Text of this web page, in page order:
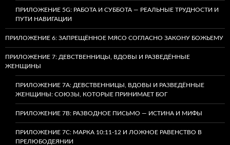
ПРИЛОЖЕНИЕ 5G: РАБОТА И СУББОТА — РЕАЛЬНЫЕ ТРУДНОСТИ И
ПУТИ НАВИГАЦИИ
ПРИЛОЖЕНИЕ 6: ЗАПРЕЩЁННОЕ МЯСО СОГЛАСНО ЗАКОНУ БОЖЬЕМУ
ПРИЛОЖЕНИЕ 7: ДЕВСТВЕННИЦЫ, ВДОВЫ И РАЗВЕДЁННЫЕ
ЖЕНЩИНЫ
ПРИЛОЖЕНИЕ 7А: ДЕВСТВЕННИЦЫ, ВДОВЫ И РАЗВЕДЁННЫЕ
ЖЕНЩИНЫ: СОЮЗЫ, КОТОРЫЕ ПРИНИМАЕТ БОГ
ПРИЛОЖЕНИЕ 7B: РАЗВОДНОЕ ПИСЬМО — ИСТИНА И МИФЫ
ПРИЛОЖЕНИЕ 7C: МАРКА 10:11-12 И ЛОЖНОЕ РАВЕНСТВО В
ПРЕЛЮБОДЕЯНИИ